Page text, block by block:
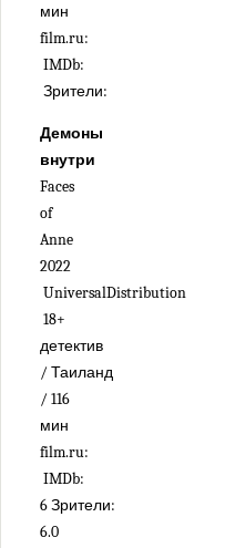
мин
film.ru:
IMDb:
Зрители:
Демоны
внутри
Faces
of
Anne
2022
UniversalDistribution
18+
детектив
/ Таиланд
/ 116
мин
film.ru:
IMDb:
6 Зрители:
6.0